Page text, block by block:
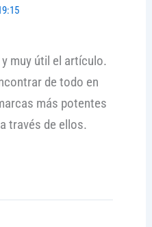
muy útil el artículo.
de todo en
más potentes
través de ellos.